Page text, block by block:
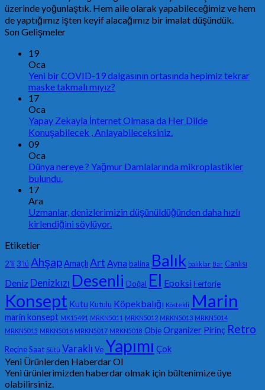
üzerinde yoğunlaştık. Hem aile olarak yapabileceğimiz ve hem
de yaptığımız işten keyif alacağımız bir imalat düşündük.
Son Gelişmeler
19
Oca
Yeni bir COVID-19 dalgasının ortasında hepimiz tekrar
maske takmalı mıyız?
17
Oca
Yapay Zekayla İnternet Olmasa da Her Dilde
Konuşabilecek , Anlayabileceksiniz.
09
Oca
Dünya nereye ? Yağmur Damlalarında mikroplastikler
bulundu.
17
Ara
Uzmanlar, denizlerimizin düşünüldüğünden daha hızlı
kirlendiğini söylüyor.
Etiketler
2'li 3'lü AhşapAmaçlı Art Ayna balina Balık balıklar Bar Canlısı
Deniz Denizkızı Desenli Doğal El Epoksi Ferforje
Konsept Kutu Kutulu Köpekbalığı Köstekli Marin
marin konsept MK15491 MRKN5011 MRKN5012 MRKN5013 MRKN5014
MRKN5015 MRKN5016 MRKN5017 MRKN5018 ObjeOrganizer Pirinç Retro
ReçineSaat Sütü Varaklı Ve Yapımı Çok
Yeni Ürünlerden Haberdar Ol
Yeni ürünlerimizden haberdar olmak için bültenimize üye
olabilirsiniz.